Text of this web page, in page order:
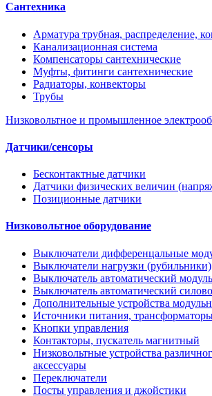
Сантехника
Арматура трубная, распределение,
Канализационная система
Компенсаторы сантехнические
Муфты, фитинги сантехнические
Радиаторы, конвекторы
Трубы
Низковольтное и промышленное
Датчики/сенсоры
Бесконтактные датчики
Датчики физических величин
Позиционные датчики
Низковольтное оборудование
Выключатели дифференцальные
Выключатели нагрузки (рубильники)
Выключатель автоматический
Выключатель автоматический
Дополнительные устройства
Источники питания,
Кнопки управления
Контакторы, пускатель магнитный
Низковольтные устройства
аксессуары
Переключатели
Посты управления и джойстики